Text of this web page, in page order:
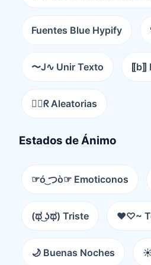
Fuentes Blue Hypify
〜J∿ Unir Texto
😵‍💫ᖇ Aleatorias
Estados de Ánimo
☞ó ͜つò☞ Emoticonos
(ಥ ͜ʖಥ) Triste ♥♡~
🌙 Buenas Noches